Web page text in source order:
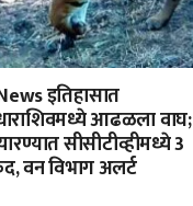
इतिहासात
आढळला वाघ;
सीसीटीव्हीमध्ये 3
वन विभाग अलर्ट